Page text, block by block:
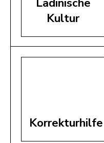
Kultur
Korrekturhilfe